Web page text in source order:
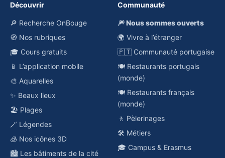
Découvrir
🔎 Recherche OnBouge
🧭 Nos rubriques
🎓 Cours gratuits
📱 L’application mobile
🎨 Aquarelles
✨ Beaux lieux
🏖️ Plages
🪄 Légendes
🧊 Nos icônes 3D
🏙️ Les bâtiments de la cité
Communauté
🎆 Nous sommes ouverts
🌍 Vivre à l’étranger
🇵🇹 Communauté portugaise
🍽️ Restaurants portugais
(monde)
🍽️ Restaurants français
(monde)
🚶 Pèlerinages
🛠️ Métiers
🎓 Campus & Erasmus